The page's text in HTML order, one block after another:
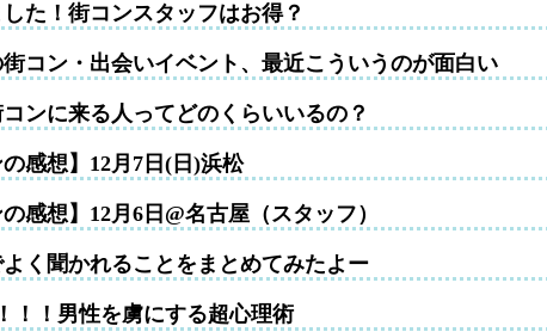
た！街コンスタッフはお得？
コン・出会いイベント、最近こういうのが面白い
コンに来る人ってどのくらいいるの？
の感想】12月7日(日)浜松
の感想】12月6日@名古屋（スタッフ）
く聞かれることをまとめてみたよー
！！男性を虜にする超心理術